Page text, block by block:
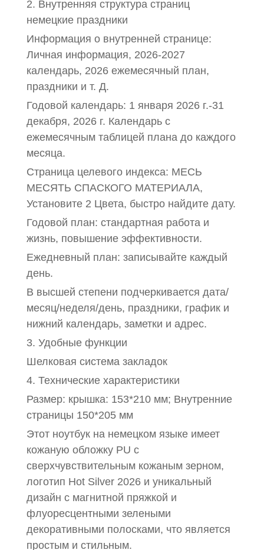
2. Внутренняя структура страниц
немецкие праздники
Информация о внутренней странице:
Личная информация, 2026-2027
календарь, 2026 ежемесячный план,
праздники и т. Д.
Годовой календарь: 1 января 2026 г.-31
декабря, 2026 г. Календарь с
ежемесячным таблицей плана до каждого
месяца.
Страница целевого индекса: МЕСЬ
МЕСЯТЬ СПАСКОГО МАТЕРИАЛА,
Установите 2 Цвета, быстро найдите дату.
Годовой план: стандартная работа и
жизнь, повышение эффективности.
Ежедневный план: записывайте каждый
день.
В высшей степени подчеркивается дата/
месяц/неделя/день, праздники, график и
нижний календарь, заметки и адрес.
3. Удобные функции
Шелковая система закладок
4. Технические характеристики
Размер: крышка: 153*210 мм; Внутренние
страницы 150*205 мм
Этот ноутбук на немецком языке имеет
кожаную обложку PU с
сверхчувствительным кожаным зерном,
логотип Hot Silver 2026 и уникальный
дизайн с магнитной пряжкой и
флуоресцентными зелеными
декоративными полосками, что является
простым и стильным.